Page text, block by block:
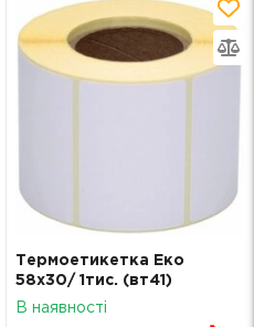
Термоетикетка Еко
58х30/ 1тис. (вт41)
В наявності